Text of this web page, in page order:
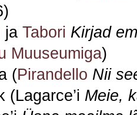
ja Tabori Kirjad
Muuseumiga)
(Pirandello Nii
(Lagarce’i Meie,